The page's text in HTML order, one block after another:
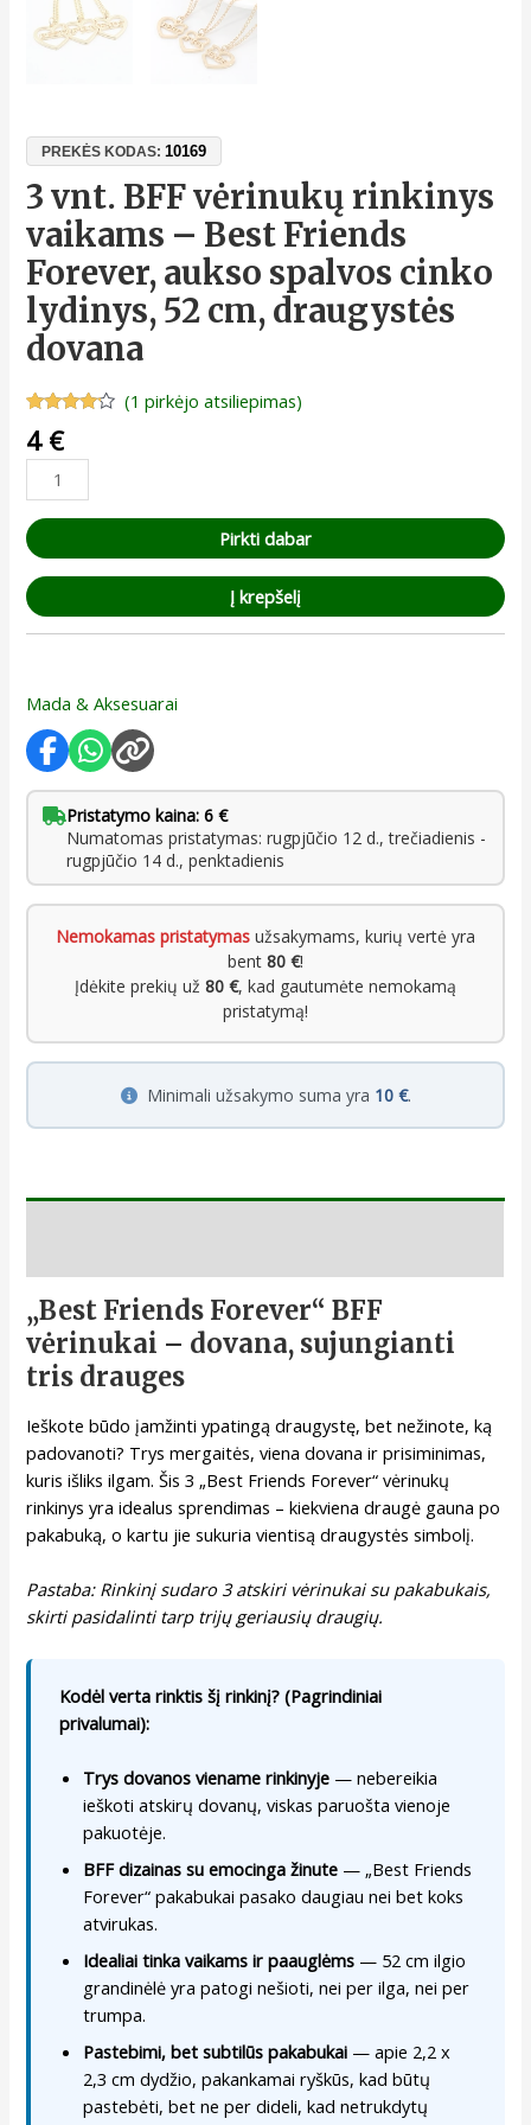
PREKĖS KODAS:10169
3 vnt. BFF vėrinukų rinkinys
vaikams – Best Friends
Forever, aukso spalvos cinko
lydinys, 52 cm, draugystės
dovana
4.00iš 5
(viso
įvertinimų:
(1 pirkėjo atsiliepimas)
4 €
Pirkti dabar
Į krepšelį
Mada & Aksesuarai
Pristatymo kaina: 6 €
Numatomas pristatymas: rugpjūčio 12 d., trečiadienis -
rugpjūčio 14 d., penktadienis
Nemokamas pristatymas užsakymams, kurių vertė yra
bent 80 €!
Įdėkite prekių už 80 €, kad gautumėte nemokamą
pristatymą!
Minimali užsakymo suma yra 10 €.
„Best Friends Forever“ BFF
vėrinukai – dovana, sujungianti
tris drauges
Ieškote būdo įamžinti ypatingą draugystę, bet nežinote, ką
padovanoti? Trys mergaitės, viena dovana ir prisiminimas,
kuris išliks ilgam. Šis 3 „Best Friends Forever“ vėrinukų
rinkinys yra idealus sprendimas – kiekviena draugė gauna po
pakabuką, o kartu jie sukuria vientisą draugystės simbolį.
Pastaba: Rinkinį sudaro 3 atskiri vėrinukai su pakabukais,
skirti pasidalinti tarp trijų geriausių draugių.
Kodėl verta rinktis šį rinkinį? (Pagrindiniai
privalumai):
Trys dovanos viename rinkinyje — nebereikia
ieškoti atskirų dovanų, viskas paruošta vienoje
pakuotėje.
BFF dizainas su emocinga žinute — „Best Friends
Forever“ pakabukai pasako daugiau nei bet koks
atvirukas.
Idealiai tinka vaikams ir paauglėms — 52 cm ilgio
grandinėlė yra patogi nešioti, nei per ilga, nei per
trumpa.
Pastebimi, bet subtilūs pakabukai — apie 2,2 x
2,3 cm dydžio, pakankamai ryškūs, kad būtų
pastebėti, bet ne per dideli, kad netrukdytų